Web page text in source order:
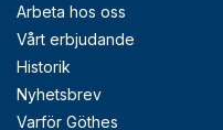
Arbeta hos oss
Vårt erbjudande
Historik
Nyhetsbrev
Varför Göthes